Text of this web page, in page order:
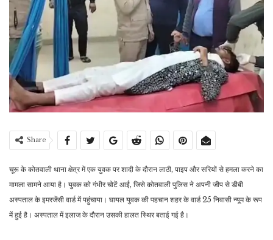
Share
चूरू के कोतवाली थाना क्षेत्र में एक युवक पर शादी के दौरान लाठी, पाइप और सरियों से हमला करने का
मामला सामने आया है। युवक को गंभीर चोटें आईं, जिसे कोतवाली पुलिस ने अपनी जीप से डीबी
अस्पताल के इमरजेंसी वार्ड में पहुंचाया। घायल युवक की पहचान शहर के वार्ड 25 निवासी न्यूम के रूप
में हुई है। अस्पताल में इलाज के दौरान उसकी हालत स्थिर बताई गई है।